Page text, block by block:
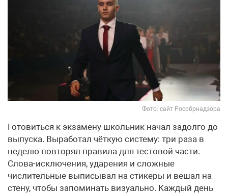
Фото: сайт Рособрнадзора
Готовиться к экзамену школьник начал задолго до
выпуска. Выработал чёткую систему: три раза в
неделю повторял правила для тестовой части.
Слова-исключения, ударения и сложные
числительные выписывал на стикеры и вешал на
стену, чтобы запоминать визуально. Каждый день